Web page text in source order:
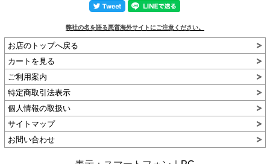
弊社の名を語る悪質海外サイトにご注意ください。
お店のトップへ戻る
カートを見る
ご利用案内
特定商取引法表示
個人情報の取扱い
サイトマップ
お問い合わせ